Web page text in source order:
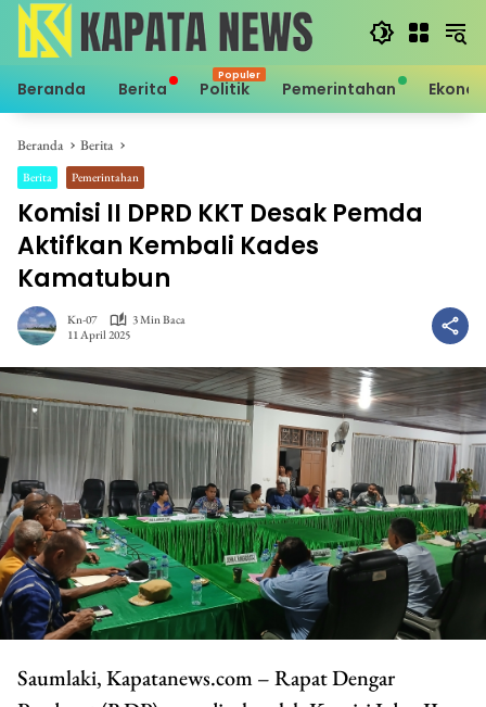
Langsung
konten
Beranda Berita Politik Pemerintahan
Beranda Berita
Berita Pemerintahan
Komisi II DPRD KKT Desak Pemda
Aktifkan Kembali Kades
Kamatubun
Kn-07
3 Min Baca
11 April 2025
Saumlaki, Kapatanews.com – Rapat Dengar